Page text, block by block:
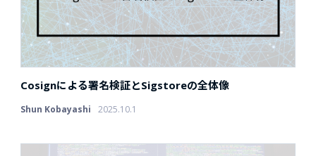
Cosignによる署名検証とSigstoreの全体像
Shun Kobayashi 2025.10.1